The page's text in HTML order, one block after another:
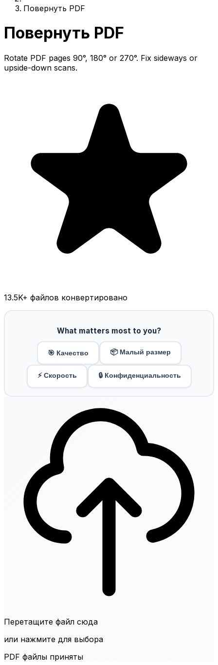
Повернуть PDF
Повернуть PDF
Rotate PDF pages 90°, 180° or 270°. Fix sideways or
upside-down scans.
13.5K+ файлов конвертировано
What matters most to you?
🎯 Качество 📦 Малый размер
⚡ Скорость 🔒 Конфиденциальность
Перетащите файл сюда
или нажмите для выбора
PDF файлы приняты